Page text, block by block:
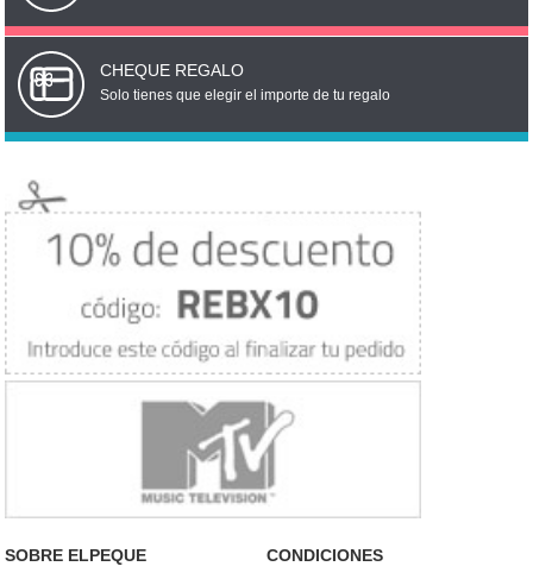
CHEQUE REGALO
Solo tienes que elegir el importe de tu regalo
SOBRE ELPEQUE CONDICIONES